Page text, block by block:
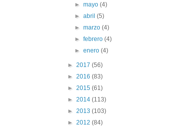
►mayo(4)
►abril(5)
►marzo(4)
►febrero(4)
►enero(4)
► 2017 (56)
► 2016 (83)
► 2015 (61)
► 2014 (113)
► 2013 (103)
► 2012 (84)